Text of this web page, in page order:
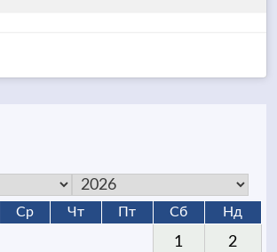
Ср Чт Пт Сб Нд
1 2